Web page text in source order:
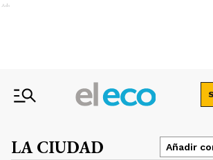
Ads
LA CIUDAD Añadir